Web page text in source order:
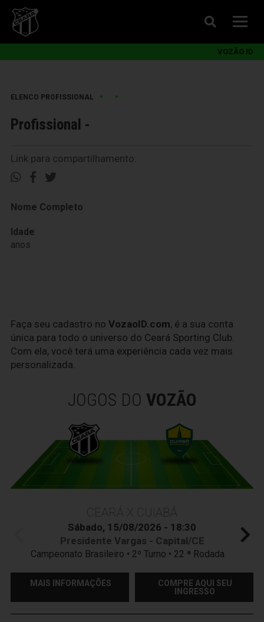
VOZÃO ID
ELENCO PROFISSIONAL • •
Profissional -
Link para compartilhamento:
Nome Completo
Idade
anos
Faça seu cadastro no VozaoID.com, é a sua conta
única para todo o universo do Ceará Sporting Club.
Com ela, você terá uma experiência cada vez mais
personalizada.
JOGOS DO VOZÃO
CEARÁ X CUIABÁ
Sábado, 15/08/2026 - 18:30
Presidente Vargas - Capital/CE
Campeonato Brasileiro • 2º Turno • 22 ª Rodada
MAIS INFORMAÇÕES
COMPRE AQUI SEU
INGRESSO